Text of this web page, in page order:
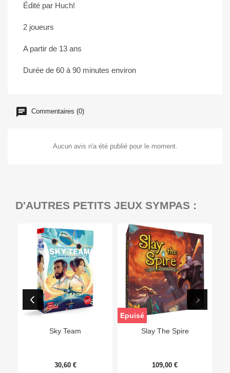
Édité par Huch!
2 joueurs
A partir de 13 ans
Durée de 60 à 90 minutes environ
Commentaires (0)
Aucun avis n'a été publié pour le moment.
D'AUTRES PETITS JEUX SYMPAS :
Sky Team
30,60 €
Slay The Spire
109,00 €
Epuisé